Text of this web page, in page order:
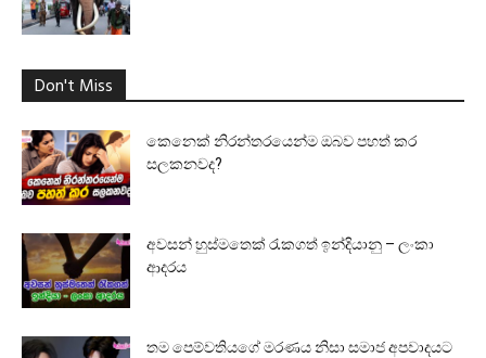
Don't Miss
කෙනෙක් නිරන්තරයෙන්ම ඔබව පහත් කර
සලකනවද?
අවසන් හුස්මතෙක් රැකගත් ඉන්දියානු – ලංකා
ආදරය
තම පෙම්වතියගේ මරණය නිසා සමාජ අපවාදයට